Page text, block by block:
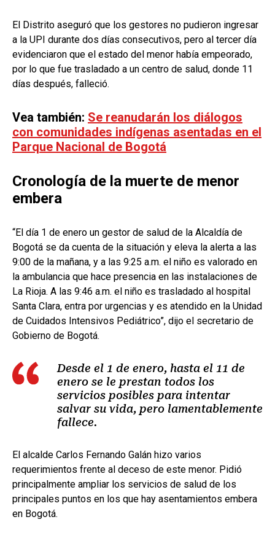
El Distrito aseguró que los gestores no pudieron ingresar
a la UPI durante dos días consecutivos, pero al tercer día
evidenciaron que el estado del menor había empeorado,
por lo que fue trasladado a un centro de salud, donde 11
días después, falleció.
Vea también: Se reanudarán los diálogos
con comunidades indígenas asentadas en el
Parque Nacional de Bogotá
Cronología de la muerte de menor
embera
“El día 1 de enero un gestor de salud de la Alcaldía de
Bogotá se da cuenta de la situación y eleva la alerta a las
9:00 de la mañana, y a las 9:25 a.m. el niño es valorado en
la ambulancia que hace presencia en las instalaciones de
La Rioja. A las 9:46 a.m. el niño es trasladado al hospital
Santa Clara, entra por urgencias y es atendido en la Unidad
de Cuidados Intensivos Pediátrico”, dijo el secretario de
Gobierno de Bogotá.
Desde el 1 de enero, hasta el 11 de
enero se le prestan todos los
servicios posibles para intentar
salvar su vida, pero lamentablemente
fallece.
El alcalde Carlos Fernando Galán hizo varios
requerimientos frente al deceso de este menor. Pidió
principalmente ampliar los servicios de salud de los
principales puntos en los que hay asentamientos embera
en Bogotá.